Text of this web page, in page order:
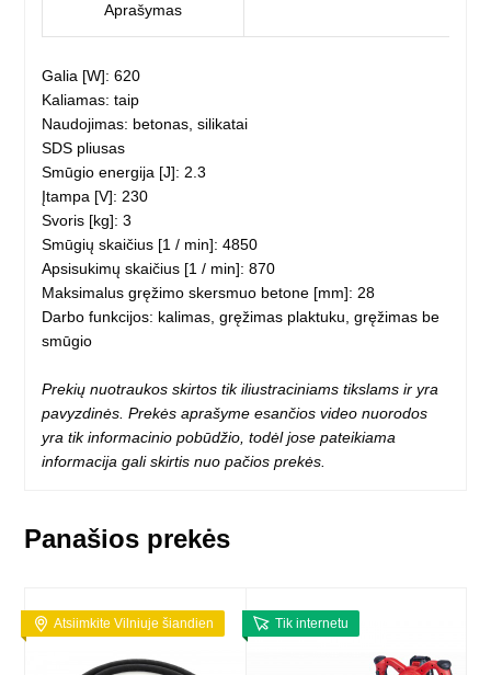
Aprašymas
Galia [W]: 620
Kaliamas: taip
Naudojimas: betonas, silikatai
SDS pliusas
Smūgio energija [J]: 2.3
Įtampa [V]: 230
Svoris [kg]: 3
Smūgių skaičius [1 / min]: 4850
Apsisukimų skaičius [1 / min]: 870
Maksimalus gręžimo skersmuo betone [mm]: 28
Darbo funkcijos: kalimas, gręžimas plaktuku, gręžimas be
smūgio
Prekių nuotraukos skirtos tik iliustraciniams tikslams ir yra
pavyzdinės. Prekės aprašyme esančios video nuorodos
yra tik informacinio pobūdžio, todėl jose pateikiama
informacija gali skirtis nuo pačios prekės.
Panašios prekės
Atsiimkite Vilniuje šiandien Tik internetu